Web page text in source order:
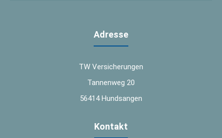
Adresse
TW Versicherungen
Tannenweg 20
56414 Hundsangen
Kontakt